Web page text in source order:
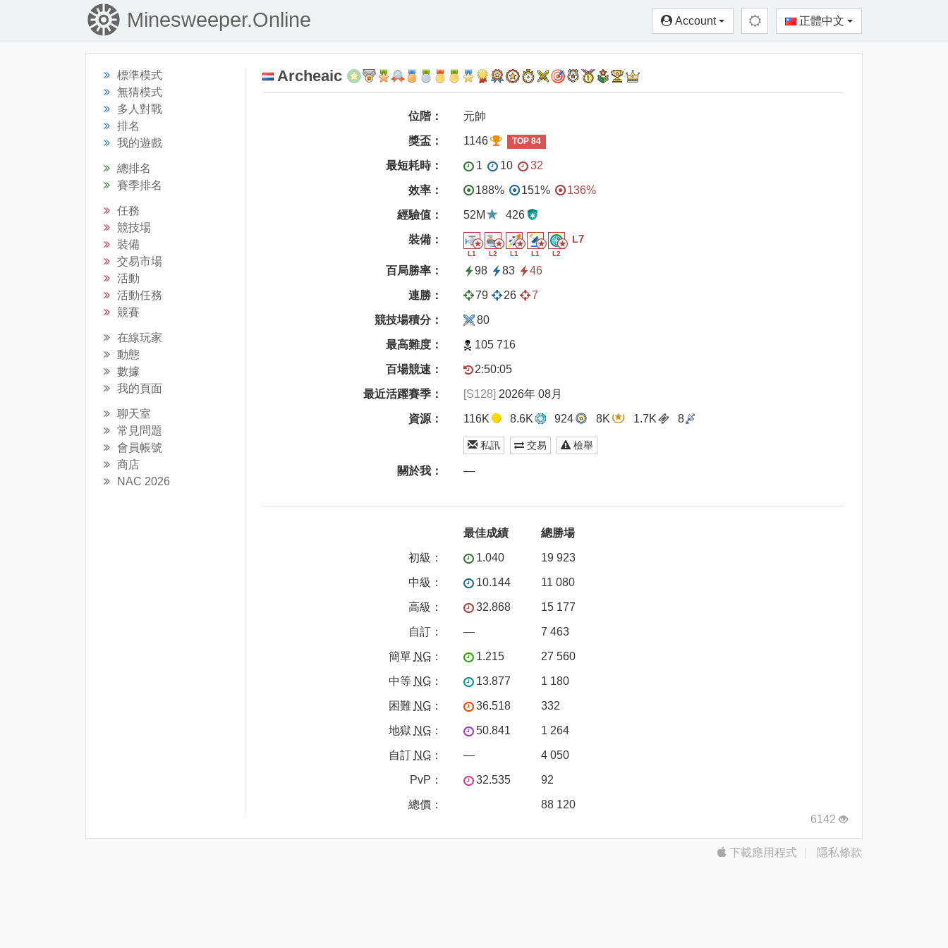
Minesweeper.Online Account 正體中文
標準模式
無猜模式
多人對戰
排名
我的遊戲
總排名
賽季排名
任務
競技場
裝備
交易市場
活動
活動任務
競賽
在線玩家
動態
數據
我的頁面
聊天室
常見問題
會員帳號
商店
NAC 2026
Archeaic
位階： 元帥
獎盃： 1146 TOP 84
最短耗時： 1 10 32
效率： 188% 151% 136%
經驗值： 52M 426
裝備：
L1 L2 L1 L1 L2
L7
百局勝率： 98 83 46
連勝： 79 26 7
競技場積分： 80
最高難度： 105 716
百場競速： 2:50:05
最近活躍賽季： [S128] 2026年 08月
資源： 116K 8.6K 924 8K 1.7K 8
私訊 交易 檢舉
關於我： —
最佳成績 總勝場
初級 ： 1.040 19 923
中級 ： 10.144 11 080
高級 ： 32.868 15 177
自訂 ： — 7 463
簡單 NG： 1.215 27 560
中等 NG： 13.877 1 180
困難 NG： 36.518 332
地獄 NG： 50.841 1 264
自訂 NG： — 4 050
PvP ： 32.535 92
總價：
88 120
6142
下載應用程式 隱私條款